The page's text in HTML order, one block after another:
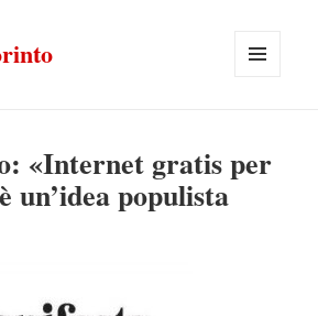
«Internet gratis per
un’idea populista